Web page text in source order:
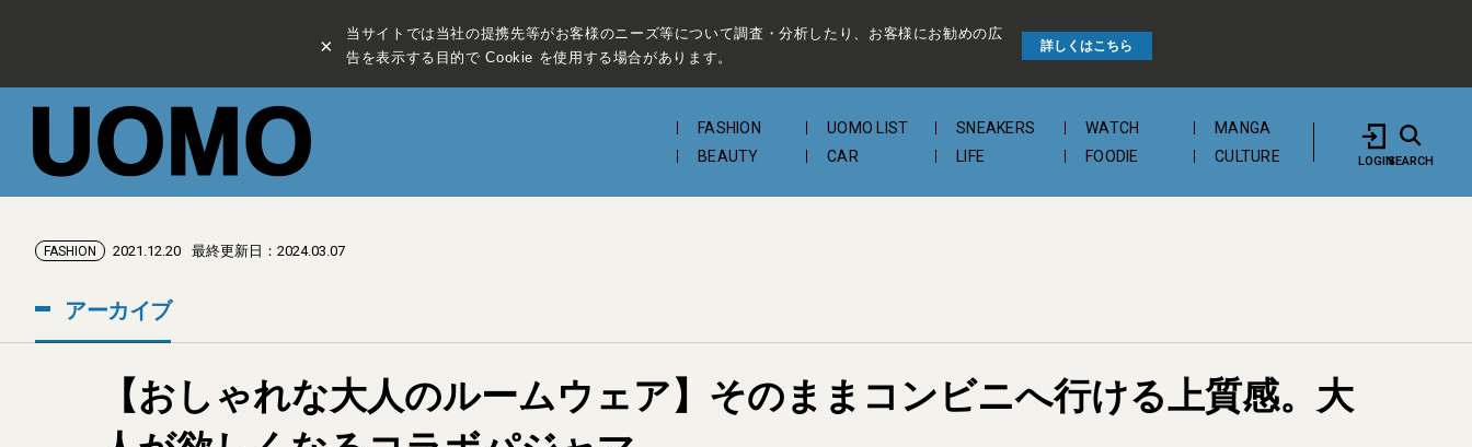
×
当サイトでは当社の提携先等がお客様のニーズ等について調査・分析したり、お客様にお勧めの広
告を表示する目的で Cookie を使用する場合があります。
詳しくはこちら
FASHION UOMO LIST SNEAKERS WATCH
MANGA
BEAUTY
CAR LIFE FOODIE CULTURE LOGINSEARCH
FASHION 2021.12.20 最終更新日：2024.03.07
アーカイブ
【おしゃれな大人のルームウェア】そのままコンビニへ行ける上質感。大